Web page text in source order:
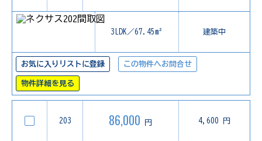
3LDK／67.45m² 建築中
お気に入りリストに登録 この物件へお問合せ
物件詳細を見る
203 86,000 円 4,600 円